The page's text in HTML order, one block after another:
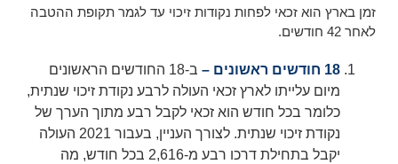
זמן בארץ הוא זכאי לפחות נקודות זיכוי עד לגמר תקופת ההטבה
לאחר 42 חודשים.
18 חודשים ראשונים –
ב-18 החודשים הראשונים
מיום עלייתו לארץ זכאי העולה לרבע נקודת זיכוי שנתית,
כלומר בכל חודש הוא זכאי לקבל רבע מתוך הערך של
נקודת זיכוי שנתית. לצורך העניין, בעבור 2021 העולה
יקבל בתחילת דרכו רבע מ-2,616 בכל חודש, מה